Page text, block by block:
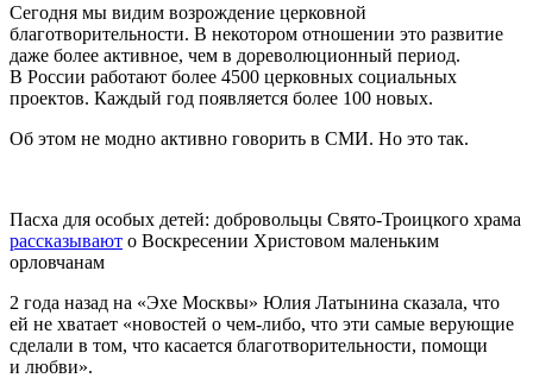
Сегодня мы видим возрождение церковной
благотворительности. В некотором отношении это развитие
даже более активное, чем в дореволюционный период.
В России работают более 4500 церковных социальных
проектов. Каждый год появляется более 100 новых.
Об этом не модно активно говорить в СМИ. Но это так.
Пасха для особых детей: добровольцы Свято-Троицкого храма
рассказывают о Воскресении Христовом маленьким
орловчанам
2 года назад на «Эхе Москвы» Юлия Латынина сказала, что
ей не хватает «новостей о чем-либо, что эти самые верующие
сделали в том, что касается благотворительности, помощи
и любви».